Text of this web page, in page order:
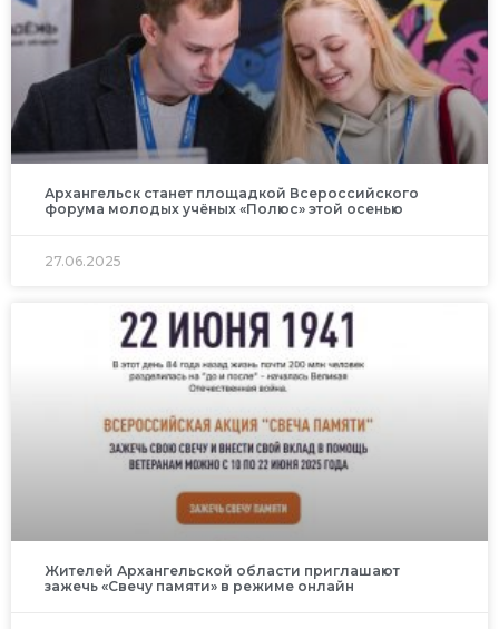
Архангельск станет площадкой Всероссийского
форума молодых учёных «Полюс» этой осенью
27.06.2025
Жителей Архангельской области приглашают
зажечь «Свечу памяти» в режиме онлайн